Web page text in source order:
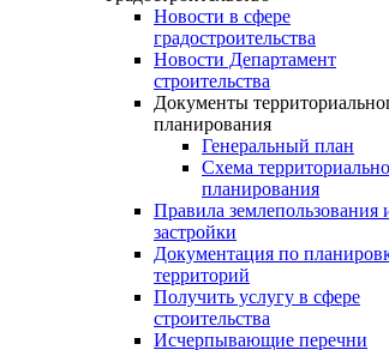
Новости в сфере
градостроительства
Новости Департамент
строительства
Документы
планирования
Генеральный план
Схема
планирования
Правила землепользования
застройки
Документация по
территорий
Получить услугу в сфере
строительства
Исчерпывающие перечни